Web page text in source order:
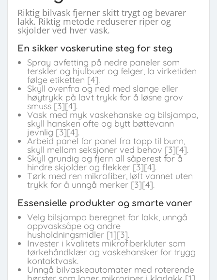
Riktig bilvask fjerner skitt trygt og bevarer
lakk. Riktig metode reduserer riper og
skjolder ved hver vask.
En sikker vaskerutine steg for steg
Spray avfetting på nedre paneler som
terskler og hjulbuer og felger, la virketiden
følge etiketten [4].
Skyll ovenfra og ned med slange eller
høytrykk på lavt trykk for å løsne grov
smuss [3][4].
Vask med myk vaskehanske og bilsjampo,
skyll hansken ofte og bytt bøttevann
jevnlig [3][4].
Arbeid panel for panel fra topp til bunn,
skyll mellom seksjoner ved behov [3][4].
Skyll grundig og fjern all såperest for å
hindre skjolder og flekker [3][4].
Tørk med ren mikrofiber, løft vannet uten
trykk for å unngå merker [3][4].
Essensielle produkter og smarte vaner
Velg bilsjampo beregnet for lakk, unngå
oppvasksåpe og andre
husholdningsmidler [1][3].
Invester i kvalitets mikrofiberkluter som
tørkehåndklær og vaskehansker for trygg
kontaktvask.
Unngå bilvaskeautomater med roterende